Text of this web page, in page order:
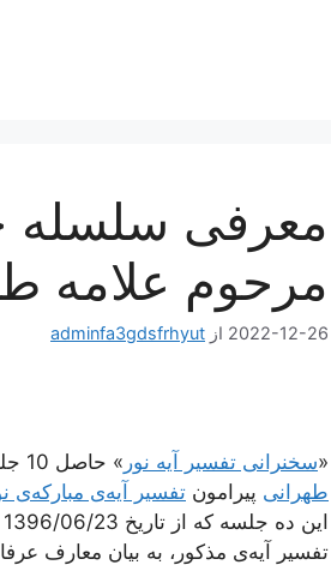
معرفی سلسله
مرحوم علامه
2022-12-26 از adminfa3gdsfrhyut
«سخنرانی تفسیر آیه نور » حاصل 10 جلسه از بیانات گهربار حضرت
طهرانی پیرامون تفسیر آیه‌ی مبارکه‌ی
تفسیر آیه‌ی مذکور، به بیان معارف